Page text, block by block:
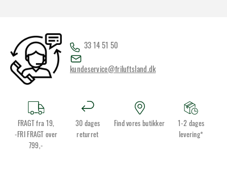
33 14 51 50
kundeservice@friluftsland.dk
FRAGT fra 19,
-FRI FRAGT over
799,-
30 dages
returret
Find vores butikker
1-2 dages
levering*